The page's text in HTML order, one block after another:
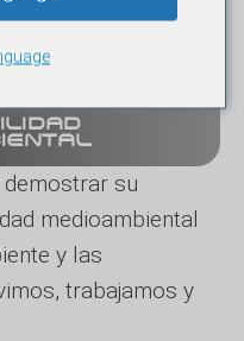
lugares de trabajo
seguros.
su
medioambiental
y las
trabajamos y